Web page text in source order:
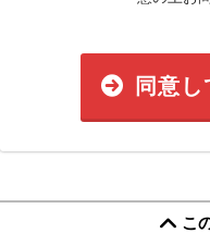
同意
こ